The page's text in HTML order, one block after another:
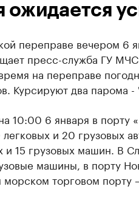
ожидается
переправе вечером 6
пресс-служба ГУ
на переправе
Курсируют два парома
10:00 6 января в порту
и 20 грузовых
и 15 грузовых машин. В
машины, в порту
морском торговом порту